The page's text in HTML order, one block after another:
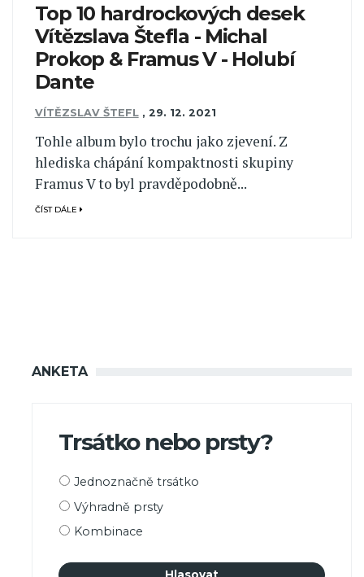
Top 10 hardrockových desek
Vítězslava Štefla - Michal
Prokop & Framus V - Holubí
Dante
VÍTĚZSLAV ŠTEFL , 29. 12. 2021
Tohle album bylo trochu jako zjevení. Z
hlediska chápání kompaktnosti skupiny
Framus V to byl pravděpodobně...
ČÍST DÁLE
ANKETA
Trsátko nebo prsty?
Možnosti
Jednoznačně trsátko
Výhradně prsty
Kombinace